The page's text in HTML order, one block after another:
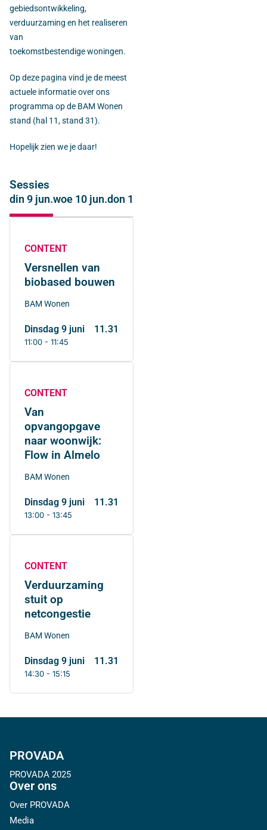
gebiedsontwikkeling,
verduurzaming en het realiseren
van
toekomstbestendige woningen.
Op deze pagina vind je de meest
actuele informatie over ons
programma op de BAM Wonen
stand (hal 11, stand 31).
Hopelijk zien we je daar!
Sessies
din 9 jun.woe 10 jun.don 11 jun.
CONTENT
Versnellen van
biobased bouwen
BAM Wonen
dinsdag 9 juni
11:00 - 11:45
11.31
CONTENT
Van
opvangopgave
naar woonwijk:
Flow in Almelo
BAM Wonen
dinsdag 9 juni
13:00 - 13:45
11.31
CONTENT
Verduurzaming
stuit op
netcongestie
BAM Wonen
dinsdag 9 juni
14:30 - 15:15
11.31
PROVADA
PROVADA 2025
Over ons
Over PROVADA
Media